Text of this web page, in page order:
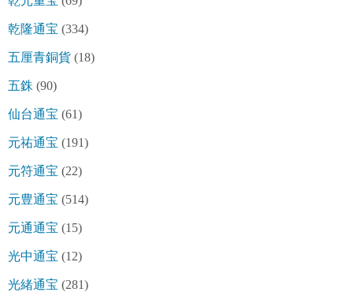
乾隆通宝 (334)
五厘青銅貨 (18)
五銖 (90)
仙台通宝 (61)
元祐通宝 (191)
元符通宝 (22)
元豊通宝 (514)
元通通宝 (15)
光中通宝 (12)
光緒通宝 (281)